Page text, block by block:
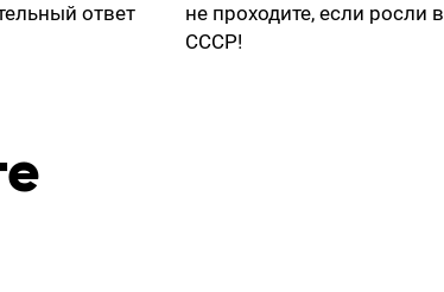
ответ
не проходите, если росли в
СССР!